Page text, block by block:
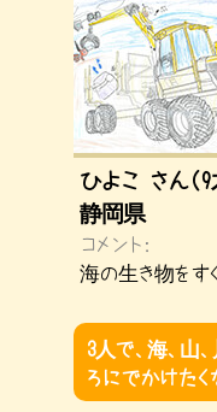
ひよこ さん（9
静岡県
コメント：
海の生き物をす
3人で、海、山
ろにでかけたく